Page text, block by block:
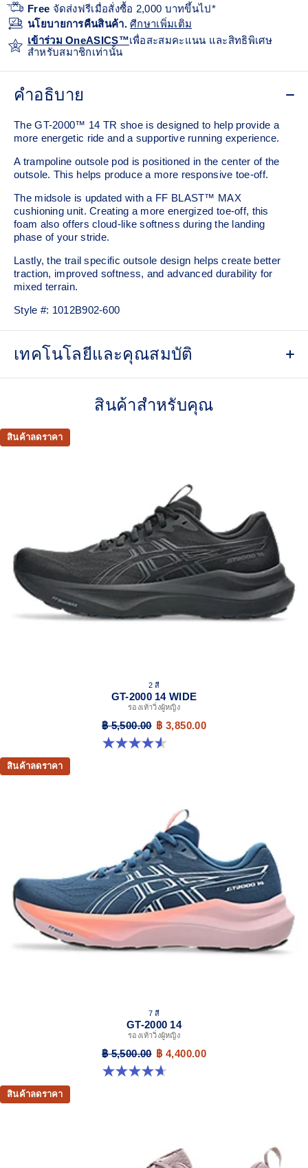
Free จัดส่งฟรีเมื่อสั่งซื้อ 2,000 บาทขึ้นไป*
นโยบายการคืนสินค้า.ศีกษาเพิ่มเติม
เข้าร่วม OneASICS™เพื่อสะสมคะแนน และสิทธิพิเศษ
สำหรับสมาชิกเท่านั้น
คำอธิบาย
The GT-2000™ 14 TR shoe is designed to help provide a
more energetic ride and a supportive running experience.
A trampoline outsole pod is positioned in the center of the
outsole. This helps produce a more responsive toe-off.
The midsole is updated with a FF BLAST™ MAX
cushioning unit. Creating a more energized toe-off, this
foam also offers cloud-like softness during the landing
phase of your stride. ​
Lastly, the trail specific outsole design helps create better
traction, improved softness, and advanced durability for
mixed terrain.
Style #: 1012B902-600
เทคโนโลยีและคุณสมบัติ
A lightweight, mesh material that reduces the need for
additional overlays.
Asymmetric tongue wing
A tongue feature that provides a comfortable and secure
Our outsole and midsole design that captures more energy
return for an enhanced foam bouncing effect during toe-off.
3D GUIDANCE SYSTEM™
Adaptive, on-demand stability system achieved through
platform geometry and controlled deformation.
Rearfoot PureGEL™ technology
Softer, updated version of our GEL™ technology.
Approximately 65% softer vs standard GEL™ technology.
OrthoLite™ X-30 sockliner
Sockliner that provides cushioning performance and
moisture management for a cooler, dryer environment.
AHAR™ LO heel plug rubber
A lower-density rubber placed in key areas of the outsole for
reliable grip and traction without sacrificing durability.
At least 50% of the shoe's main upper material is made
with recycled content to reduce waste and carbon
The sockliner is produced with the solution dyeing
process that reduces water usage by approximately
33% and carbon emissions by approximately 45%
compared to the conventional dyeing technology
สินค้าสำหรับคุณ
สินค้าลดราคา
2 สี
GT-2000 14 WIDE
รองเท้าวิ่งผู้หญิง
฿ 5,500.00 ฿ 3,850.00
4.5 จาก 5 ดาว 13 รีวิว
สินค้าลดราคา
7 สี
GT-2000 14
รองเท้าวิ่งผู้หญิง
฿ 5,500.00 ฿ 4,400.00
4.7 จาก 5 ดาว 162 รีวิว
สินค้าลดราคา